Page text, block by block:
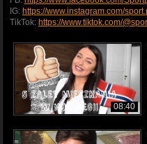
IG: https://www.instagram.com/
TikTok: https://www.tiktok.com/
08:40